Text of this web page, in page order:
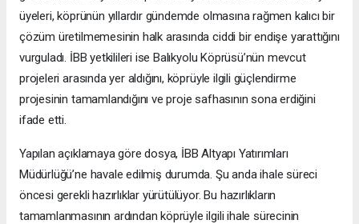
üyeleri, köprünün yıllardır gündemde olmasına rağmen kalıcı bir
çözüm üretilmemesinin halk arasında ciddi bir endişe yarattığını
vurguladı. İBB yetkilileri ise Balıkyolu Köprüsü’nün mevcut
projeleri arasında yer aldığını, köprüyle ilgili güçlendirme
projesinin tamamlandığını ve proje safhasının sona erdiğini
ifade etti.
Yapılan açıklamaya göre dosya, İBB Altyapı Yatırımları
Müdürlüğü’ne havale edilmiş durumda. Şu anda ihale süreci
öncesi gerekli hazırlıklar yürütülüyor. Bu hazırlıkların
tamamlanmasının ardından köprüyle ilgili ihale sürecinin